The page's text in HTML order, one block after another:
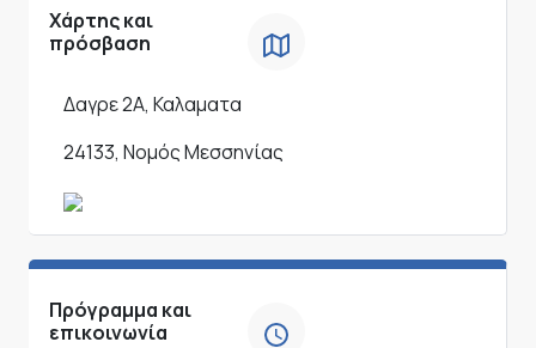
Χάρτης και
πρόσβαση
Δαγρε 2Α, Καλαματα
24133, Νομός Μεσσηνίας
Πρόγραμμα και
επικοινωνία